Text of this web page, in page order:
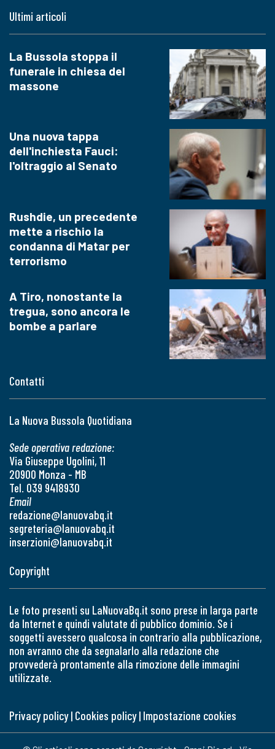
Contatti
La Nuova Bussola Quotidiana
Sede operativa redazione:
Via Giuseppe Ugolini, 11
20900 Monza - MB
Tel. 039 9418930
Email
redazione@lanuovabq.it
segreteria@lanuovabq.it
inserzioni@lanuovabq.it
Ultimi articoli
La Bussola stoppa il
funerale in chiesa del
massone
Una nuova tappa
dell'inchiesta Fauci:
l'oltraggio al Senato
Rushdie, un precedente
mette a rischio la
condanna di Matar per
terrorismo
A Tiro, nonostante la
tregua, sono ancora le
bombe a parlare
Copyright
Le foto presenti su LaNuovaBq.it sono prese in larga parte
da Internet e quindi valutate di pubblico dominio. Se i
soggetti avessero qualcosa in contrario alla pubblicazione,
non avranno che da segnalarlo alla redazione che
provvederà prontamente alla rimozione delle immagini
utilizzate.
Privacy policy| Cookies policy| Impostazione cookies